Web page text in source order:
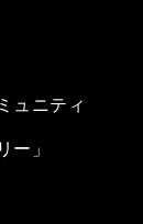
ュニティ
ー」